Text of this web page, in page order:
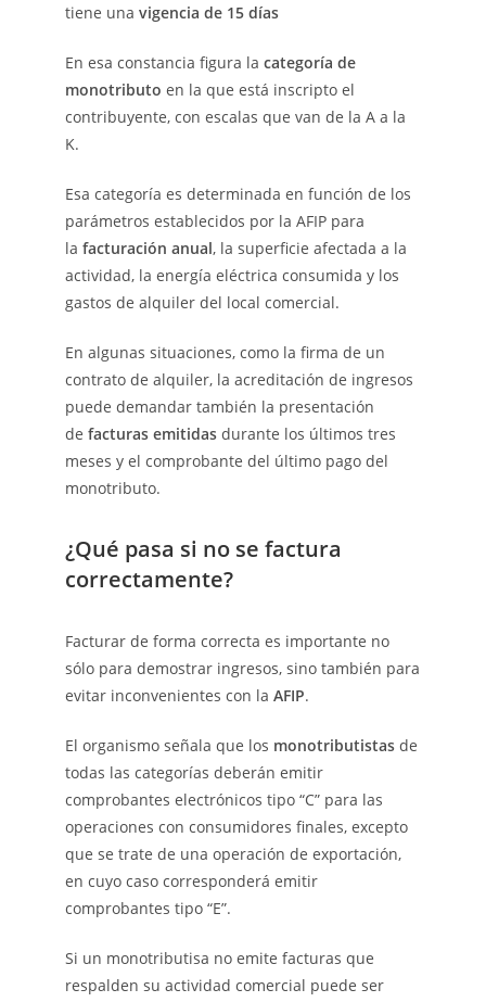
tiene una vigencia de 15 días
En esa constancia figura la categoría de
monotributo en la que está inscripto el
contribuyente, con escalas que van de la A a la
K.
Esa categoría es determinada en función de los
parámetros establecidos por la AFIP para
la facturación anual, la superficie afectada a la
actividad, la energía eléctrica consumida y los
gastos de alquiler del local comercial.
En algunas situaciones, como la firma de un
contrato de alquiler, la acreditación de ingresos
puede demandar también la presentación
de facturas emitidas durante los últimos tres
meses y el comprobante del último pago del
monotributo.
¿Qué pasa si no se factura
correctamente?
Facturar de forma correcta es importante no
sólo para demostrar ingresos, sino también para
evitar inconvenientes con la AFIP.
El organismo señala que los monotributistas de
todas las categorías deberán emitir
comprobantes electrónicos tipo “C” para las
operaciones con consumidores finales, excepto
que se trate de una operación de exportación,
en cuyo caso corresponderá emitir
comprobantes tipo “E”.
Si un monotributisa no emite facturas que
respalden su actividad comercial puede ser